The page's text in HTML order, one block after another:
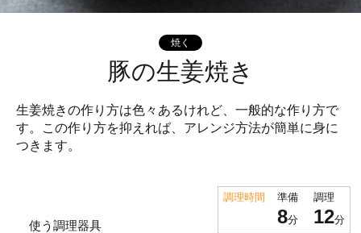
焼く
豚の生姜焼き
生姜焼きの作り方は色々あるけれど、一般的な作り方で
す。この作り方を抑えれば、アレンジ方法が簡単に身に
つきます。
使う調理器具
調理時間 準備
8分
調理
12分